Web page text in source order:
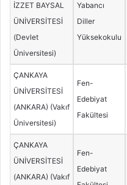
İZZET BAYSAL
ÜNİVERSİTESİ
(Devlet
Üniversitesi)
Yabancı
Diller
Yüksekokulu
ÇANKAYA
ÜNİVERSİTESİ
(ANKARA) (Vakıf
Üniversitesi)
Fen-
Edebiyat
Fakültesi
ÇANKAYA
ÜNİVERSİTESİ
(ANKARA) (Vakıf
Fen-
Edebiyat